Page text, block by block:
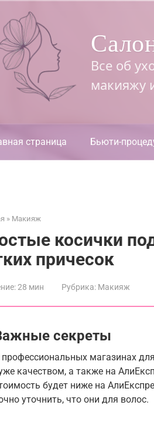
Все об
макияжу
страница Бьюти-
» Макияж
косички
причесок
28 мин Рубрика: Макияж
секреты
профессиональных магазинах
качеством, а также на
будет ниже на
уточнить, что они для волос.